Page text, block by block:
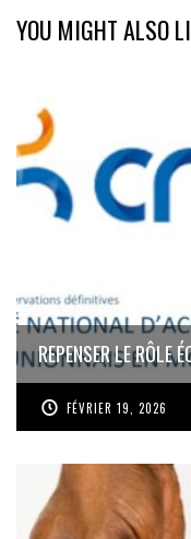
YOU MIGHT ALSO
REPENSER LE RÔLE
FÉVRIER 19, 2026